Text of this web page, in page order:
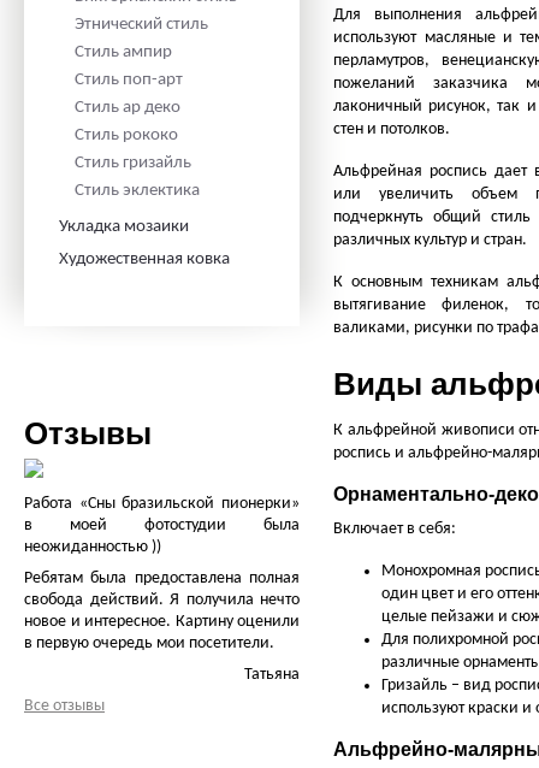
Этнический стиль
Стиль ампир
Стиль поп-арт
Стиль ар деко
Стиль рококо
Стиль гризайль
Стиль эклектика
Укладка мозаики
Художественная ковка
Отзывы
Работа «Сны бразильской пионерки»
в моей фотостудии была
неожиданностью ))
Ребятам была предоставлена полная
свобода действий. Я получила нечто
новое и интересное. Картину оценили
в первую очередь мои посетители.
Татьяна
Все отзывы
Для выполнения
используют масляные и
перламутров,
пожеланий заказчика
лаконичный рисунок, так
стен и потолков.
Альфрейная роспись дает
или увеличить объем
подчеркнуть общий стиль
различных культур и стран.
К основным техникам
вытягивание филенок,
валиками, рисунки по
Виды
К альфрейной живописи
роспись и альфрейно-
Орнаментально-
Включает в себя:
Монохромная
один цвет и его
целые пейзажи и
Для полихромной
различные
Гризайль – вид
используют краски и
Альфрейно-